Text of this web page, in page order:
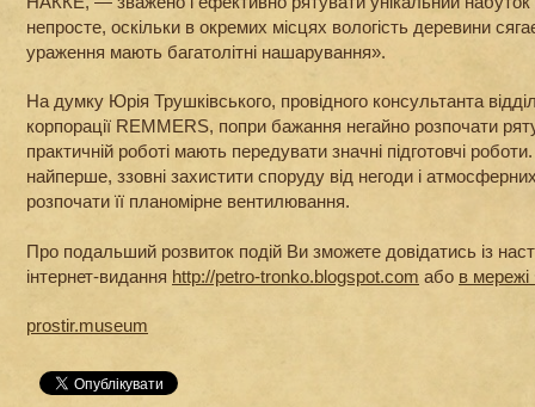
непросте, оскільки в окремих місцях вологість деревини
ураження мають багатолітні нашарування».
На думку Юрія Трушківського, провідного консультанта
корпорації REMMERS, попри бажання негайно розпочати
практичній роботі мають передувати значні підготовчі
найперше, ззовні захистити споруду від негоди і
розпочати її планомірне вентилювання.
Про подальший розвиток подій Ви зможете довідатись із
інтернет-видання http://petro-tronko.blogspot.com або в
prostir.museum